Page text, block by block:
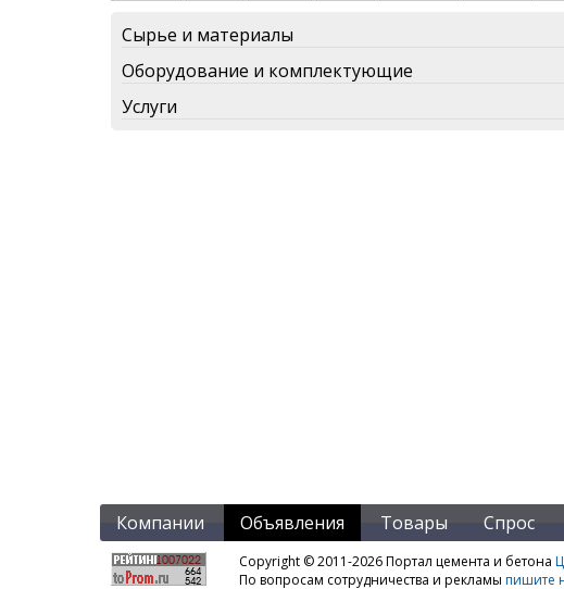
Сырье и материалы
Оборудование и комплектующие
Услуги
Компании Объявления Товары Спрос
Copyright © 2011-2026 Портал цемента и бетона
По вопросам сотрудничества и рекламы пишите